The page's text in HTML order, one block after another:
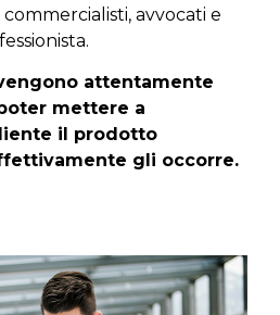
avvocati e
attentamente
mettere a
il prodotto
gli occorre.